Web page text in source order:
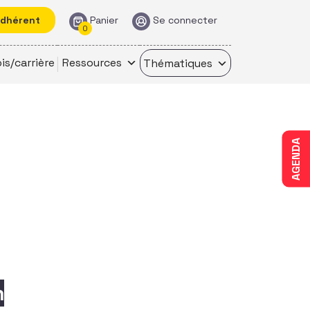
Panier
0
Se connecter
carrière Ressources Thématiques
AGENDA